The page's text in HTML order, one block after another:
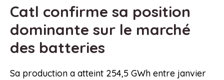
Catl confirme sa position
dominante sur le marché
des batteries
Sa production a atteint 254,5 GWh entre janvier